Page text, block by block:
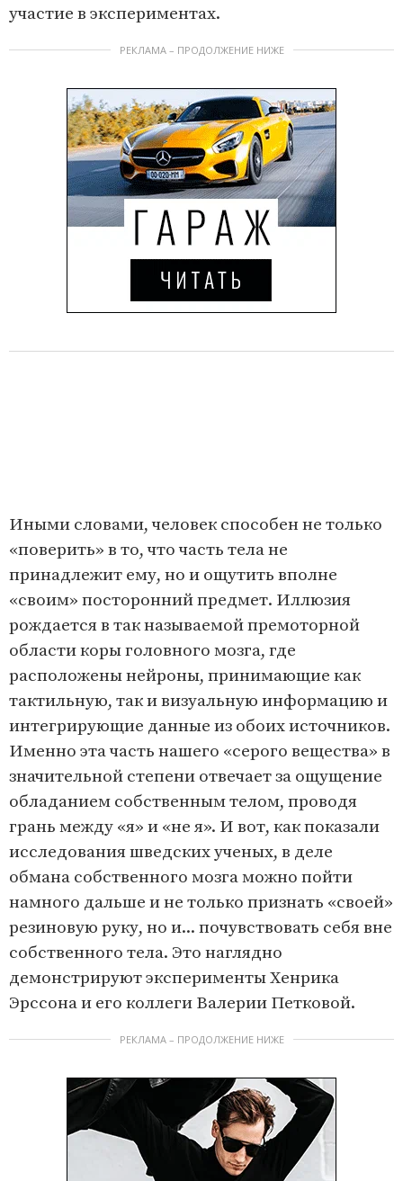
участие в экспериментах.
РЕКЛАМА – ПРОДОЛЖЕНИЕ НИЖЕ
Иными словами, человек способен не только
«поверить» в то, что часть тела не
принадлежит ему, но и ощутить вполне
«своим» посторонний предмет. Иллюзия
рождается в так называемой премоторной
области коры головного мозга, где
расположены нейроны, принимающие как
тактильную, так и визуальную информацию и
интегрирующие данные из обоих источников.
Именно эта часть нашего «серого вещества» в
значительной степени отвечает за ощущение
обладанием собственным телом, проводя
грань между «я» и «не я». И вот, как показали
исследования шведских ученых, в деле
обмана собственного мозга можно пойти
намного дальше и не только признать «своей»
резиновую руку, но и... почувствовать себя вне
собственного тела. Это наглядно
демонстрируют эксперименты Хенрика
Эрссона и его коллеги Валерии Петковой.
РЕКЛАМА – ПРОДОЛЖЕНИЕ НИЖЕ